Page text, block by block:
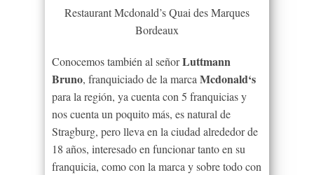
Restaurant Mcdonald’s Quai des Marques
Bordeaux
Conocemos también al señorLuttmann
Bruno, franquiciado de la marca Mcdonald‘s
para la región, ya cuenta con 5 franquicias y
nos cuenta un poquito más, es natural de
Stragburg, pero lleva en la ciudad alrededor de
18 años, interesado en funcionar tanto en su
franquicia, como con la marca y sobre todo con